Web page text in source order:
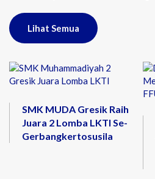
Lihat Semua
SMK MUDA Gresik Raih
Juara 2 Lomba LKTI Se-
Gerbangkertosusila